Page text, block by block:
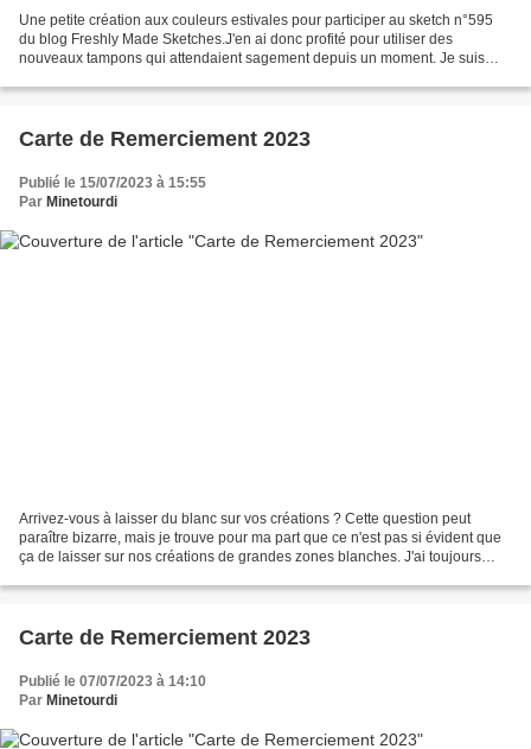
Une petite création aux couleurs estivales pour participer au sketch n°595
du blog Freshly Made Sketches.J'en ai donc profité pour utiliser des
nouveaux tampons qui attendaient sagement depuis un moment. Je suis
Carte de Remerciement 2023
Publié le 15/07/2023 à 15:55
Par Minetourdi
Arrivez-vous à laisser du blanc sur vos créations ? Cette question peut
paraître bizarre, mais je trouve pour ma part que ce n'est pas si évident que
ça de laisser sur nos créations de grandes zones blanches. J'ai toujours
Carte de Remerciement 2023
Publié le 07/07/2023 à 14:10
Par Minetourdi